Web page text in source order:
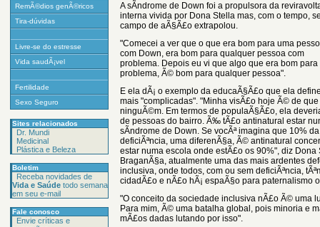
RemÃ©dios genÃ©ricos
Tira-dúvidas
Livre-se do estresse
Vida saudÃ¡vel
Fertilidade
Sexo Seguro
Sites relacionados
Dr. Mundi
Medicinal
Plástica e Beleza
Boletim
Receba novidades de
Vida e Saúde todo semana
em seu e-mail
Fale conosco
Envie críticas e
A sÃ­ndrome de Down foi a propulsora da
interna vivida por Dona Stella mas, com o tempo,
campo de aÃ§Ã£o extrapolou.
"Comecei a ver que o que era bom para uma
com Down, era bom para qualquer pessoa com
problema. Depois eu vi que algo que era bom
problema, Ã© bom para qualquer pessoa".
E ela dÃ¡ o exemplo da educaÃ§Ã£o que ela
mais "complicadas". "Minha visÃ£o hoje Ã© de
ninguÃ©m. Em termos de populaÃ§Ã£o, ela
de pessoas do bairro. Ã‰ tÃ£o antinatural estar
sÃ­ndrome de Down. Se vocÃª imagina que 10%
deficiÃªncia, uma diferenÃ§a, Ã© antinatural
estar numa escola onde estÃ£o os 90%", diz Dona
BraganÃ§a, atualmente uma das mais ardentes
inclusiva, onde todos, com ou sem deficiÃªncia,
cidadÃ£o e nÃ£o hÃ¡ espaÃ§o para paternalismo
"O conceito da sociedade inclusiva nÃ£o Ã© uma
Para mim, Ã© uma batalha global, pois minoria e
mÃ£os dadas lutando por isso".